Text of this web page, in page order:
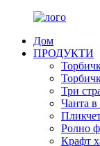
Дом
ПРОДУКТИ
Три
Чанта в
Ролно
Крафт